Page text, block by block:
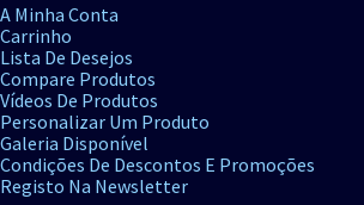
A Minha Conta
Carrinho
Lista De Desejos
Compare Produtos
Vídeos De Produtos
Personalizar Um Produto
Galeria Disponível
Condições De Descontos E Promoções
Registo Na Newsletter